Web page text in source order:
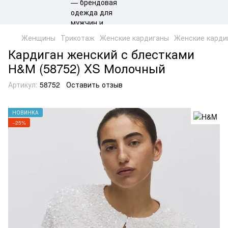
Женщины Трикотаж Женские кардиганы Женские
Кардиган женский с блестками
Н&М (58752) XS Молочный
Артикул: 58752 Оставить отзыв
НОВИНКА
−25%